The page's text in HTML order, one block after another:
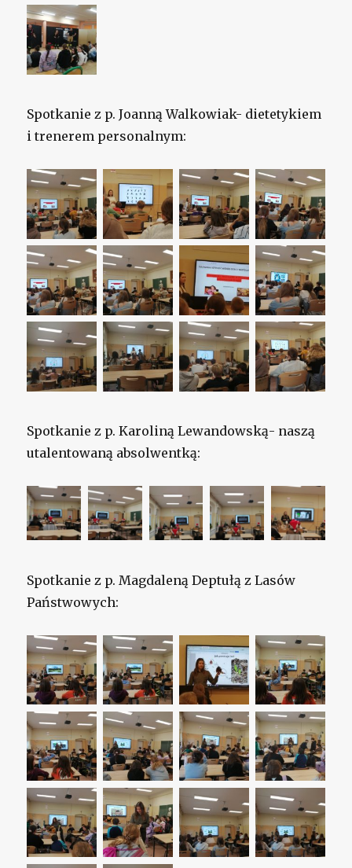
Spotkanie z p. Joanną Walkowiak- dietetykiem
i trenerem personalnym:
Spotkanie z p. Karoliną Lewandowską- naszą
utalentowaną absolwentką:
Spotkanie z p. Magdaleną Deptułą z Lasów
Państwowych: